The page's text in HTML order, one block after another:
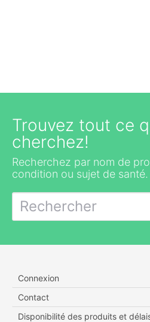
Trouvez tout ce
cherchez!
Recherchez par nom de
condition ou sujet de santé.
Connexion
Contact
Disponibilité des produits et